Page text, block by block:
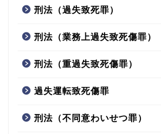
刑法（過失致死罪）
刑法（業務上過失致死傷罪）
刑法（重過失致死傷罪）
過失運転致死傷罪
刑法（不同意わいせつ罪）